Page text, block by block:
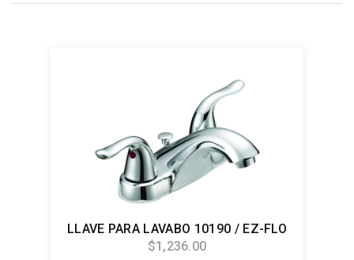
LLAVE PARA LAVABO 10190 / EZ-FLO
$1,236.00